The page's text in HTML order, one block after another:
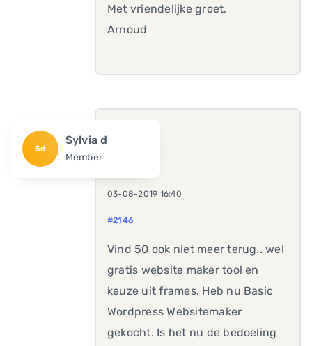
Met vriendelijke groet,
Arnoud
Sd
Sylvia d
Member
03-08-2019 16:40
#2146
Vind 50 ook niet meer terug.. wel
gratis website maker tool en
keuze uit frames. Heb nu Basic
Wordpress Websitemaker
gekocht. Is het nu de bedoeling